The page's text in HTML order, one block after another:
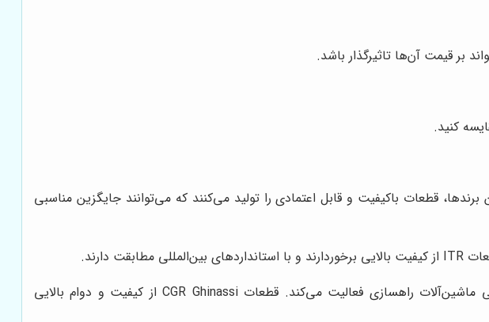
بر قیمت آن‌ها تاثیرگذار باشد.
کنید.
قطعات باکیفیت و قابل اعتمادی را تولید می‌کنند که می‌توانند جایگزین مناسبی
شرکت CGR Ghinassi یک شرکت ایتالیایی است که در زمینه تولید قطعات یدکی ماشین‌آلات راهسازی فعالیت می‌کند. قطعات CGR Ghinassi از کیفیت و دوام بالایی